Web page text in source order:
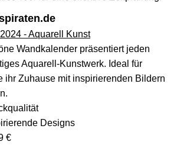
- Aquarell Kunst
Wandkalender präsentiert jeden
Aquarell-Kunstwerk. Ideal für
ihr Zuhause mit inspirierenden Bildern
Designs
€